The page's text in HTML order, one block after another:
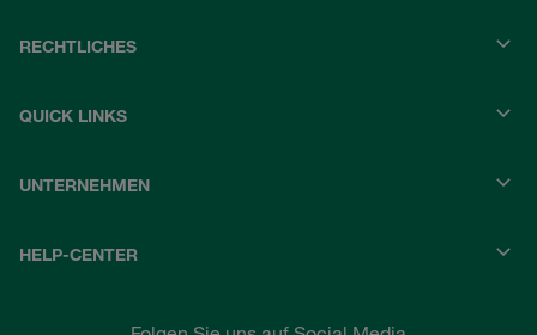
RECHTLICHES
QUICK LINKS
UNTERNEHMEN
HELP-CENTER